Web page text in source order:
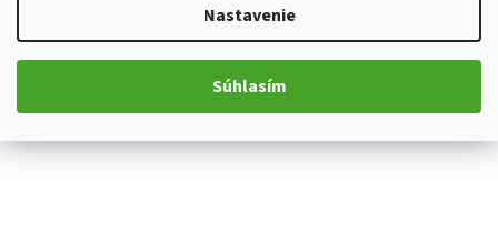
Nastavenie
Súhlasím